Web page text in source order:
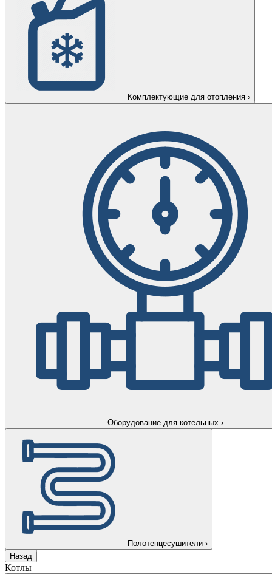
Комплектующие для отопления ›
Оборудование для котельных ›
Полотенцесушители ›
Назад
Котлы